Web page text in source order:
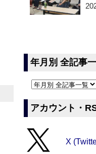
年月別 全記事
アカウント・
X